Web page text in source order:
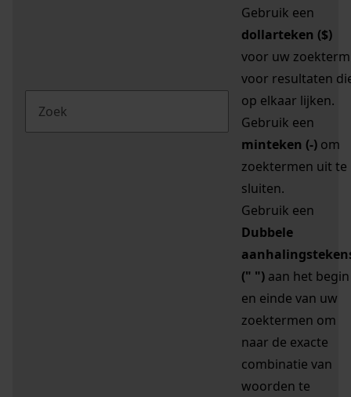
Gebruik een
dollarteken ($)
voor uw zoekterm
voor resultaten
op elkaar lijken.
Gebruik een
minteken (-) om
zoektermen uit te
sluiten.
Gebruik een
Dubbele
(" ") aan het begin
en einde van uw
zoektermen om
naar de exacte
combinatie van
woorden te